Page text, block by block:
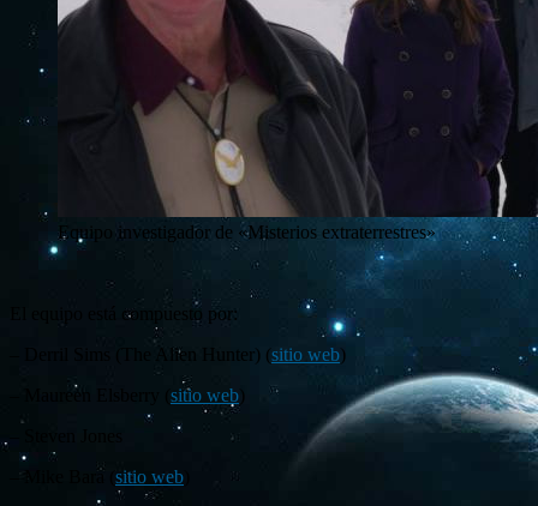
Equipo investigador de «Misterios extraterrestres»
El equipo está compuesto por:
– Derril Sims (The Alien Hunter) (sitio web)
– Maureen Elsberry ( sitio web)
– Mike Bara ( sitio web